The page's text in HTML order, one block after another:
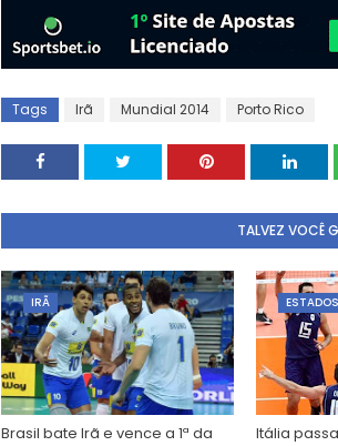
Tags Irã Mundial 2014 Porto Rico
TALVEZ VOCÊ
IRÃ
Brasil bate Irã e vence a 1ª da
Itália